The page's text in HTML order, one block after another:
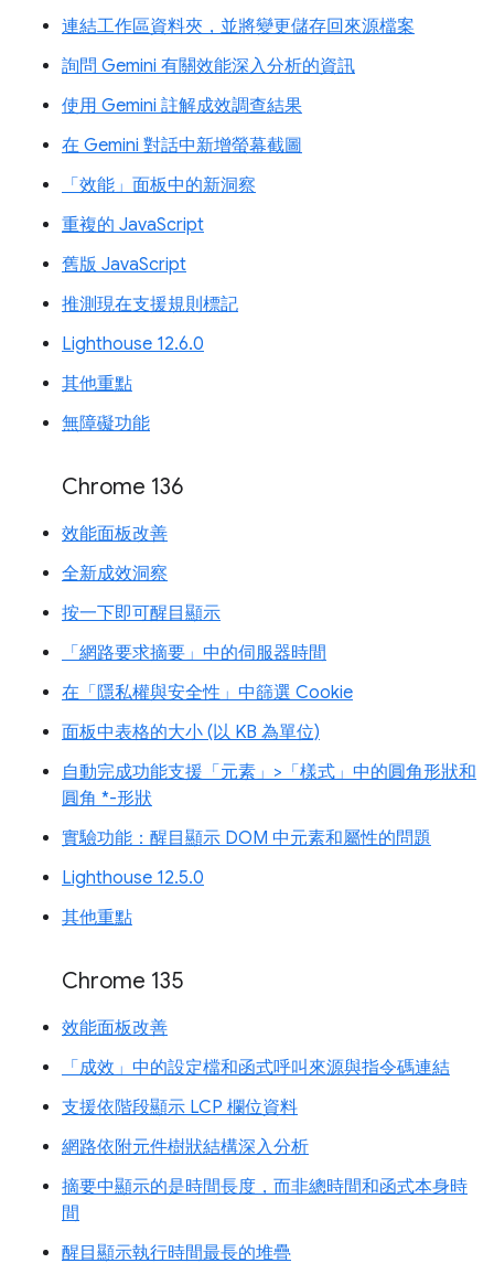
連結工作區資料夾，並將變更儲存回來源檔案
詢問 Gemini 有關效能深入分析的資訊
使用 Gemini 註解成效調查結果
在 Gemini 對話中新增螢幕截圖
「效能」面板中的新洞察
重複的 JavaScript
舊版 JavaScript
推測現在支援規則標記
Lighthouse 12.6.0
其他重點
無障礙功能
Chrome 136
效能面板改善
全新成效洞察
按一下即可醒目顯示
「網路要求摘要」中的伺服器時間
在「隱私權與安全性」中篩選 Cookie
面板中表格的大小 (以 KB 為單位)
自動完成功能支援「元素」>「樣式」中的圓角形狀和
圓角 *-形狀
實驗功能：醒目顯示 DOM 中元素和屬性的問題
Lighthouse 12.5.0
其他重點
Chrome 135
效能面板改善
「成效」中的設定檔和函式呼叫來源與指令碼連結
支援依階段顯示 LCP 欄位資料
網路依附元件樹狀結構深入分析
摘要中顯示的是時間長度，而非總時間和函式本身時
間
醒目顯示執行時間最長的堆疊